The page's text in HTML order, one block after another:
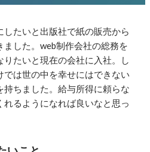
たいと出版社で紙の販売から
した。web制作会社の総務を
たいと現在の会社に入社。し
は世の中を幸せにはできない
持ちました。給与所得に頼らな
るようになれば良いなと思っ